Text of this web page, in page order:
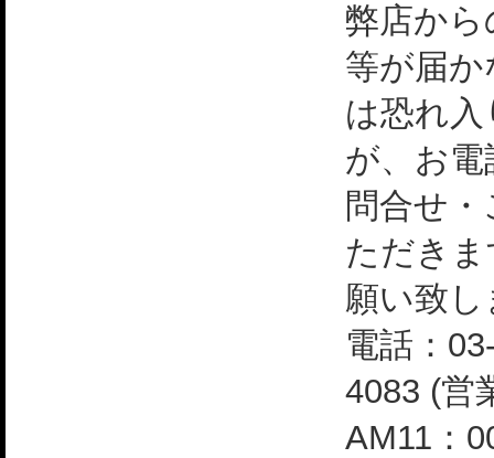
弊店か
等が届
は恐れ
が、お
問合せ
ただき
願い致
電話：
4083 (営
AM11：